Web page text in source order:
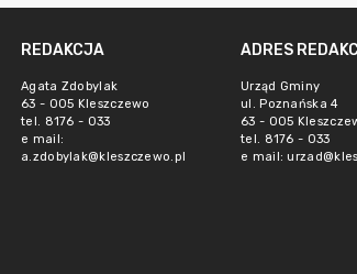
REDAKCJA
Agata Zdobylak
63 - 005 Kleszczewo
tel. 8176 - 033
e mail:
a.zdobylak@kleszczewo.pl
ADRES
Urząd Gminy
ul. Poznańska 4
63 - 005
tel. 8176 - 033
e mail: